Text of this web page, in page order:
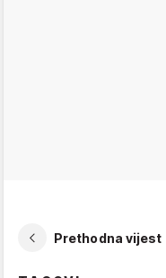
Prethodna vijest